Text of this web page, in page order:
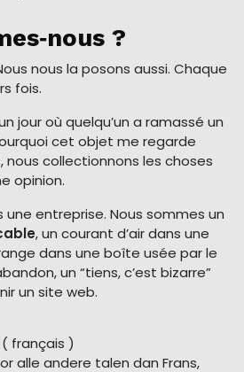
?
nous la posons aussi. Chaque
fois.
jour où quelqu’un a ramassé un
cet objet me regarde
nous collectionnons les choses
opinion.
entreprise. Nous sommes un
, un courant d’air dans une
dans une boîte usée par le
un “tiens, c’est bizarre”
un site web.
( français )
alle andere talen dan Frans,